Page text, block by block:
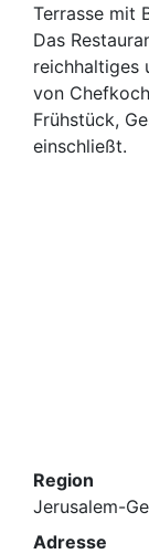
Terrasse mit
Das
reichhaltiges
von
Frühstück,
einschließt.
Region
Jerusalem-
Adresse